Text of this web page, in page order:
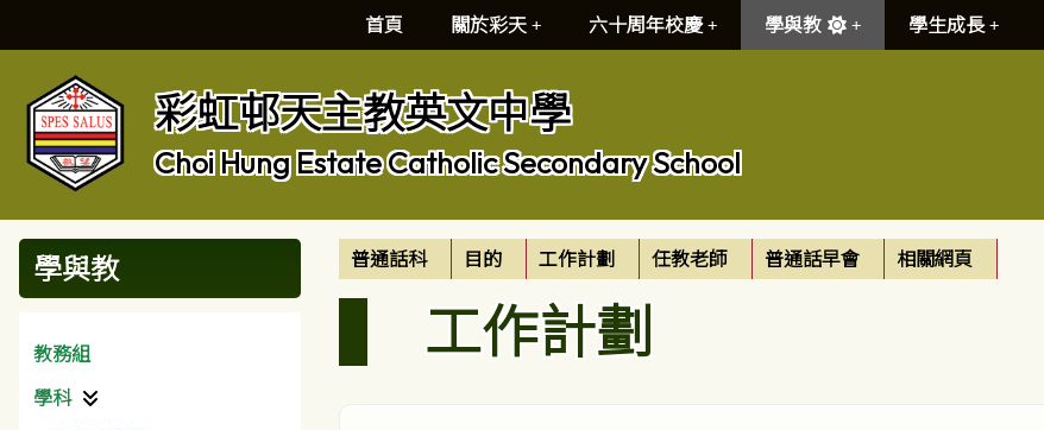
首頁 關於彩天 六十周年校慶 學與教 學生成長
彩虹邨天主教英文中學
Choi Hung Estate Catholic Secondary School
學與教
教務組
學科
普通話科 目的 工作計劃 任教老師 普通話早會 相關網頁
工作計劃